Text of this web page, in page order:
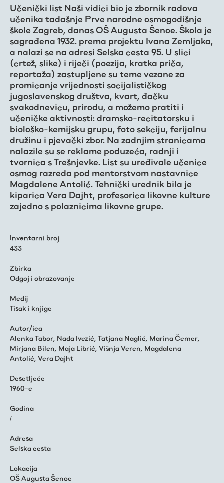
Učenički list Naši vidici bio je zbornik radova
učenika tadašnje Prve narodne osmogodišnje
škole Zagreb, danas OŠ Augusta Šenoe. Škola je
sagrađena 1932. prema projektu Ivana Zemljaka,
a nalazi se na adresi Selska cesta 95. U slici
(crtež, slike) i riječi (poezija, kratka priča,
reportaža) zastupljene su teme vezane za
promicanje vrijednosti socijalističkog
jugoslavenskog društva, kvart, đačku
svakodnevicu, prirodu, a možemo pratiti i
učeničke aktivnosti: dramsko-recitatorsku i
biološko-kemijsku grupu, foto sekciju, ferijalnu
družinu i pjevački zbor. Na zadnjim stranicama
nalazile su se reklame poduzeća, radnji i
tvornica s Trešnjevke. List su uređivale učenice
osmog razreda pod mentorstvom nastavnice
Magdalene Antolić. Tehnički urednik bila je
kiparica Vera Dajht, profesorica likovne kulture
zajedno s polaznicima likovne grupe.
Inventarni broj
433
Zbirka
Odgoj i obrazovanje
Medij
Tisak i knjige
Autor/ica
Alenka Tabor, Nada Ivezić, Tatjana Naglić, Marina Čemer,
Mirjana Bilen, Maja Librić, Višnja Veren, Magdalena
Antolić, Vera Dajht
Desetljeće
1960-e
Godina
/
Adresa
Selska cesta
Lokacija
OŠ Augusta Šenoe